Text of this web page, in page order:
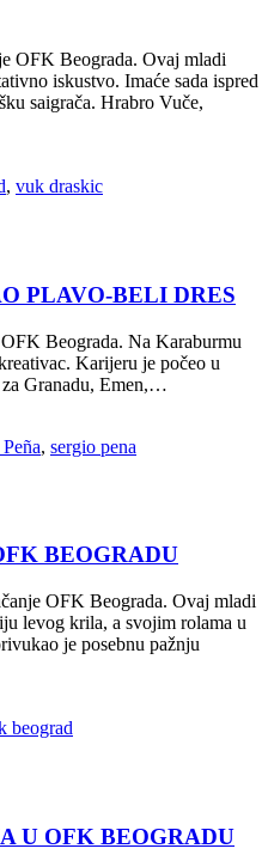
OFK Beograda. Ovaj mladi
iskustvo. Imaće sada ispred
saigrača. Hrabro Vuče,
, vuk draskic
PLAVO-BELI DRES
Beograda. Na Karaburmu
Karijeru je počeo u
Granadu, Emen,…
, sergio pena
BEOGRADU
OFK Beograda. Ovaj mladi
levog krila, a svojim rolama u
je posebnu pažnju
beograd
U OFK BEOGRADU